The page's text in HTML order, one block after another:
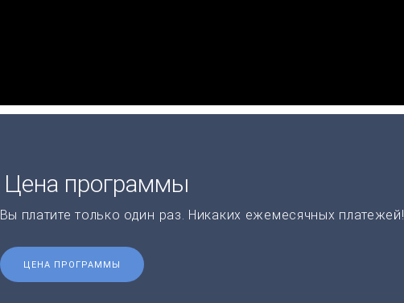
Цена программы
Вы платите только один раз. Никаких ежемесячных платежей!
ЦЕНА ПРОГРАММЫ